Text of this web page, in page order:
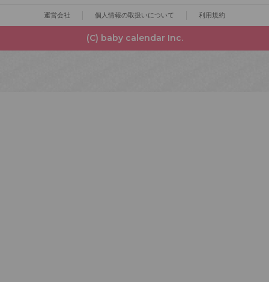
運営会社 個人情報の取扱いについて 利用規約
(C) baby calendar Inc.